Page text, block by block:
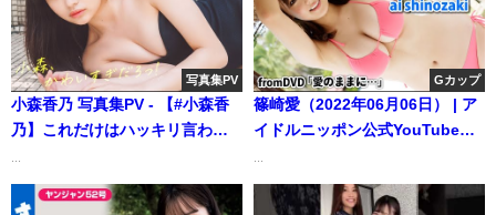
ん！』好評発売中！ Momo
Sakura (Oct 29, 2025) | 週プレ
Channel【集英社 週刊プレイボ
ーイ公式】さんより
写真集PV
小森香乃 写真集PV - 【#小森香
乃】これだけはハッキリ言わせ
好評発売中！ Kano
Gカップ
篠崎愛（2022年06月06日） | ア
イドルニッポン公式YouTubeチ